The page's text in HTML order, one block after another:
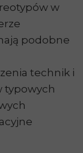
w
podobne
technik i
typowych